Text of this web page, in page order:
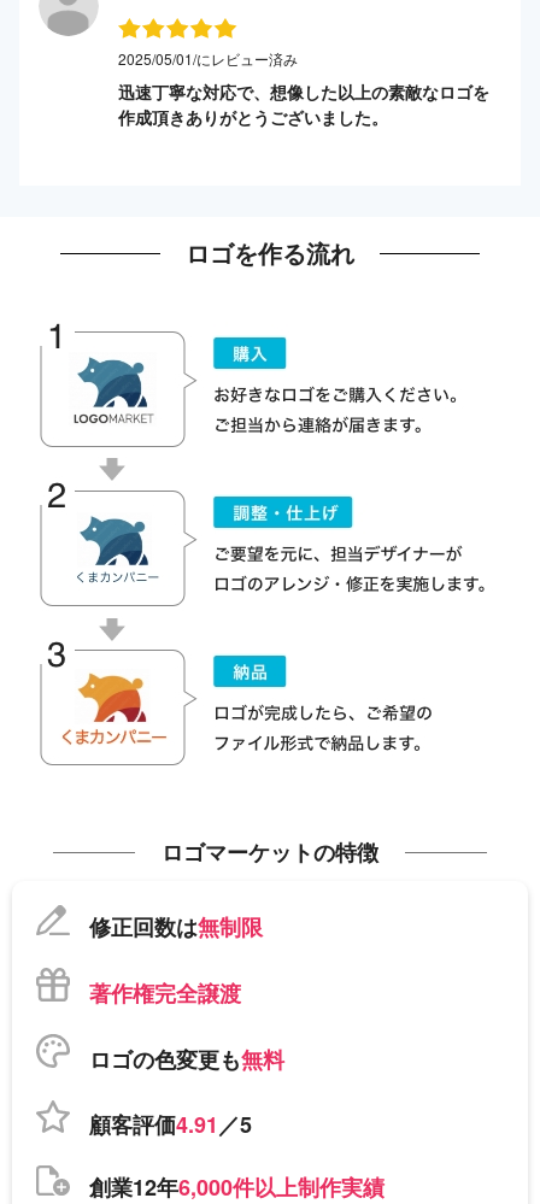
2025/05/01/にレビュー済み
迅速丁寧な対応で、想像した以上の素敵なロゴを
作成頂きありがとうございました。
ロゴを作る流れ
ロゴマーケットの特徴
修正回数は無制限
著作権完全譲渡
ロゴの色変更も無料
顧客評価4.91／5
創業12年6,000件以上制作実績